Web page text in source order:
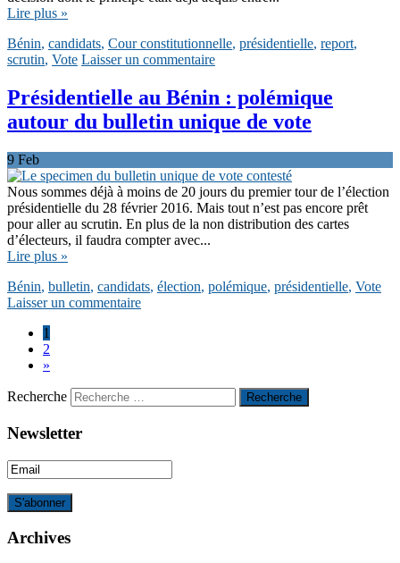
Lire plus »
Bénin, candidats, Cour constitutionnelle, présidentielle, report,
scrutin, Vote Laisser un commentaire
Présidentielle au Bénin : polémique
autour du bulletin unique de vote
9 Feb
Nous sommes déjà à moins de 20 jours du premier tour de l’élection
présidentielle du 28 février 2016. Mais tout n’est pas encore prêt
pour aller au scrutin. En plus de la non distribution des cartes
d’électeurs, il faudra compter avec...
Lire plus »
Bénin, bulletin, candidats, élection, polémique, présidentielle, Vote
Laisser un commentaire
1
2
»
Recherche
Newsletter
Archives